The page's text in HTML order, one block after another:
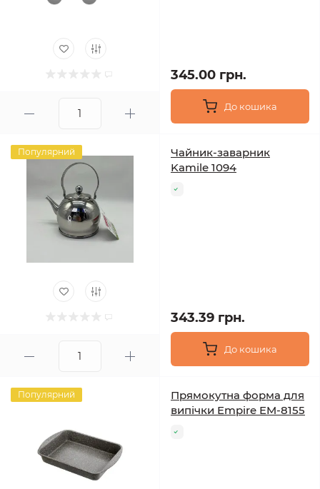
345.00 грн.
До кошика
Популярний
Чайник-заварник
Kamile 1094
343.39 грн.
До кошика
Популярний
Прямокутна форма для
випічки Empire EM-8155